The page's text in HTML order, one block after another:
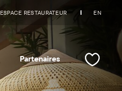
ESPACE RESTAURATEUR EN
Partenaires